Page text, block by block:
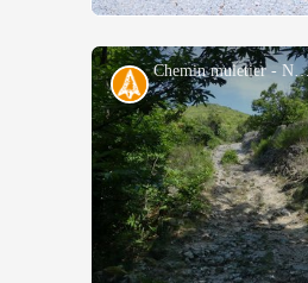
Voir
qu’on reconnaissent
on utilisait la poix ou le
exemplaires de cloches
Chemin muletier -
Histoire